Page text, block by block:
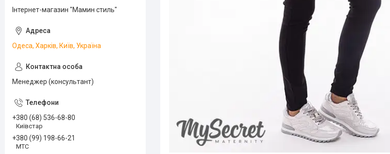
Інтернет-магазин "Мамин стиль"
Одеса, Харків, Київ, Україна
Менеджер (консультант)
+380 (68) 536-68-80
Київстар
+380 (99) 198-66-21
МТС